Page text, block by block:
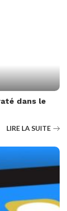
dans le
LIRE LA SUITE